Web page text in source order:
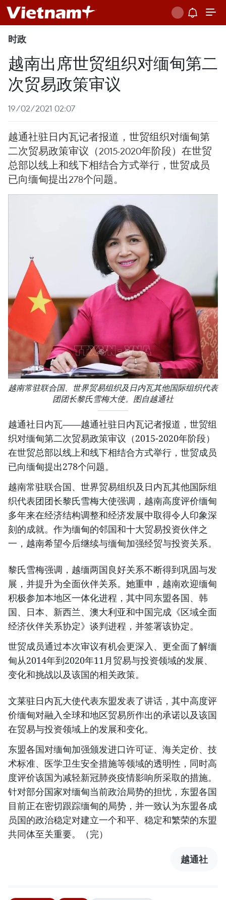
时政
越南出席世贸组织对缅甸第二
次贸易政策审议
19/02/2021 02:07
越通社驻日内瓦记者报道，世贸组织对缅甸第
二次贸易政策审议（2015-2020年阶段）在世贸
总部以线上和线下相结合方式举行，世贸成员
已向缅甸提出278个问题。
越南常驻联合国、世界贸易组织及日内瓦其他国际组织代表
团团长黎氏雪梅大使。图自越通社
越通社日内瓦——越通社驻日内瓦记者报道，世贸组
织对缅甸第二次贸易政策审议（2015-2020年阶段）
在世贸总部以线上和线下相结合方式举行，世贸成员
已向缅甸提出278个问题。
越南常驻联合国、世界贸易组织及日内瓦其他国际组
织代表团团长黎氏雪梅大使强调，越南高度评价缅甸
多年来在经济结构调整和经济发展中取得令人印象深
刻的成就。作为缅甸的邻国和十大贸易投资伙伴之
一，越南希望今后继续与缅甸加强经贸与投资关系。
黎氏雪梅强调，越缅两国良好关系不断得到巩固与发
展，并提升为全面伙伴关系。她重申，越南欢迎缅甸
积极参加本地区一体化进程，其中同东盟各国、韩
国、日本、新西兰、澳大利亚和中国完成《区域全面
经济伙伴关系协定》谈判进程，并签署该协定。
世贸成员通过本次审议有机会更深入、更全面了解缅
甸从2014年到2020年11月贸易与投资领域的发展、
变化和挑战以及该国的相关政策。
文莱驻日内瓦大使代表东盟发表了讲话，其中高度评
价缅甸对融入全球和地区贸易所作出的承诺以及该国
在贸易与投资领域上的发展和变化。
东盟各国对缅甸加强颁发进口许可证、海关定价、技
术标准、医学卫生安全措施等领域的透明性，同时高
度评价该国为减轻新冠肺炎疫情影响所采取的措施。
针对部分国家对缅甸当前政治局势的担忧，东盟各国
目前正在密切跟踪缅甸的局势，并一致认为东盟各成
员国的政治稳定对建立一个和平、稳定和繁荣的东盟
共同体至关重要。（完）
越通社